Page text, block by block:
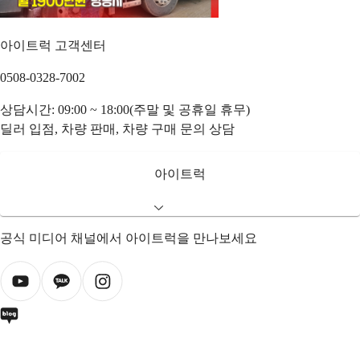
아이트럭 고객센터
0508-0328-7002
상담시간: 09:00 ~ 18:00(주말 및 공휴일 휴무)
딜러 입점, 차량 판매, 차량 구매 문의 상담
아이트럭
공식 미디어 채널에서 아이트럭을 만나보세요